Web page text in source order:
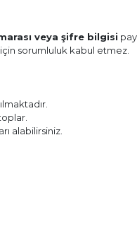
veya şifre bilgisi
sorumluluk kabul etmez.
alabilirsiniz.